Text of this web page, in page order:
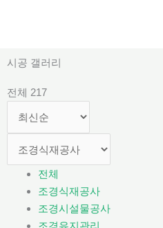
로
너
시공 갤러리
전체 217
전체
조경식재공사
조경시설물공사
조경유지관리